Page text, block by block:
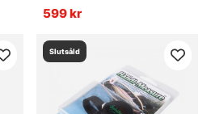
599 kr
Slutsåld